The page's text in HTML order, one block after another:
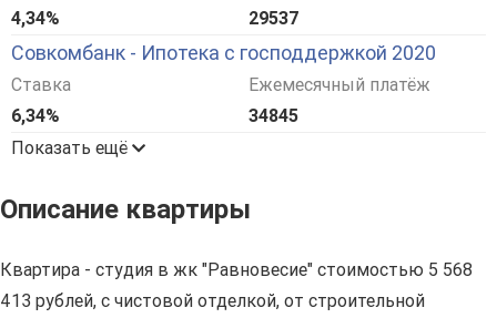
4,34%
29537
Совкомбанк - Ипотека с господдержкой 2020
Ставка
6,34%
Ежемесячный платёж
34845
Показать ещё
Описание квартиры
Квартира - студия в жк "Равновесие" стоимостью 5 568
413 рублей, с чистовой отделкой, от строительной